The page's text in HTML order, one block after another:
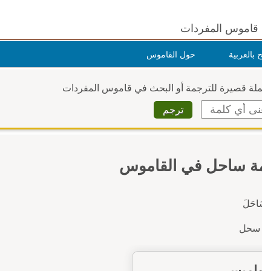
قاموس المفردات
بالعربية حول القاموس
قصيرة للترجمة أو البحث في قاموس المفردات
ساحل في القاموس
سحل